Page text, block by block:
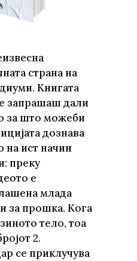
страна на
Книгата
запрашаш дали
за што можеби
дознава
на ист начин
преку
е
млада
за прошка. Кога
тело, тоа
2.
се приклучува